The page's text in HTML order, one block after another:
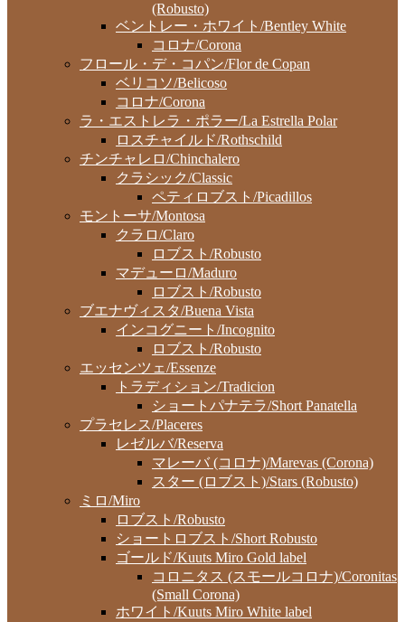
(Robusto)
ベントレー・ホワイト/Bentley White
コロナ/Corona
フロール・デ・コパン/Flor de Copan
ベリコソ/Belicoso
コロナ/Corona
ラ・エストレラ・ポラー/La Estrella Polar
ロスチャイルド/Rothschild
チンチャレロ/Chinchalero
クラシック/Classic
ペティロブスト/Picadillos
モントーサ/Montosa
クラロ/Claro
ロブスト/Robusto
マデューロ/Maduro
ロブスト/Robusto
ブエナヴィスタ/Buena Vista
インコグニート/Incognito
ロブスト/Robusto
エッセンツェ/Essenze
トラディション/Tradicion
ショートパナテラ/Short Panatella
プラセレス/Placeres
レゼルバ/Reserva
マレーバ (コロナ)/Marevas (Corona)
スター (ロブスト)/Stars (Robusto)
ミロ/Miro
ロブスト/Robusto
ショートロブスト/Short Robusto
ゴールド/Kuuts Miro Gold label
コロニタス (スモールコロナ)/Coronitas
(Small Corona)
ホワイト/Kuuts Miro White label